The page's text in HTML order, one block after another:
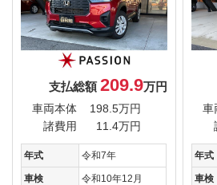
支払総額209.9万円
車両本体
198.5万円
諸費用
11.4万円
年式 令和7年
車検 令和10年12月
車
年式
車検